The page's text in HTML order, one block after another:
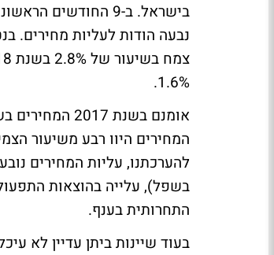
נבעה הודות לעליות מחירים.
1.6%.
להערכתנו, עליות המחירים
בשפל), עלייה בהוצאות
התחרותית בענף.
בעוד שיינות ביתן עדיין לא